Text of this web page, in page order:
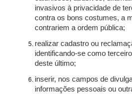
invasivos à privacidade de
contra os bons costumes, a
contrariem a ordem pública;
realizar cadastro ou
identificando-se como
deste último;
inserir, nos campos de
informações pessoais ou